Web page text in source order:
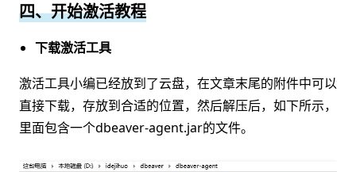
四、开始激活教程
下载激活工具
激活工具小编已经放到了云盘，在文章末尾的附件中可以
直接下载，存放到合适的位置，然后解压后，如下所示，
里面包含一个dbeaver-agent.jar的文件。